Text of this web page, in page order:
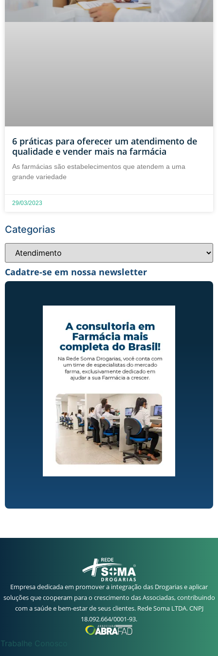
6 práticas para oferecer um atendimento de
qualidade e vender mais na farmácia
As farmácias são estabelecimentos que atendem a uma
grande variedade
29/03/2023
Categorias
Cadatre-se em nossa newsletter
Empresa dedicada em promover a integração das Drogarias e aplicar
soluções que cooperam para o crescimento das Associadas, contribuindo
com a saúde e bem-estar de seus clientes. Rede Soma LTDA. CNPJ
18.092.664/0001-93.
Trabalhe Conosco